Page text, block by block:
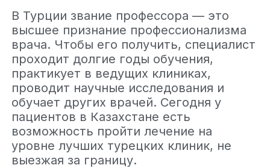
В Турции звание профессора — это
высшее признание профессионализма
врача. Чтобы его получить, специалист
проходит долгие годы обучения,
практикует в ведущих клиниках,
проводит научные исследования и
обучает других врачей. Сегодня у
пациентов в Казахстане есть
возможность пройти лечение на
уровне лучших турецких клиник, не
выезжая за границу.